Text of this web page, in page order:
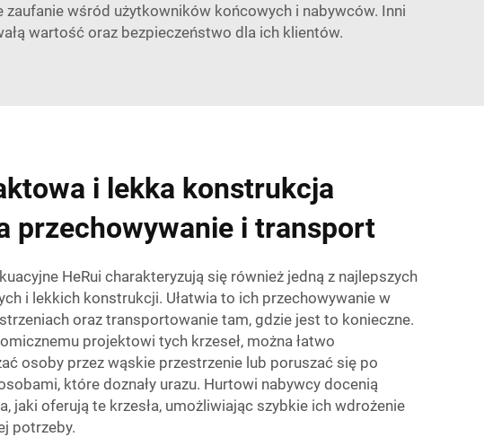
wśród użytkowników końcowych i nabywców. Inni
wartość oraz bezpieczeństwo dla ich klientów.
i lekka konstrukcja
przechowywanie i transport
HeRui charakteryzują się również jedną z najlepszych
i lekkich konstrukcji. Ułatwia to ich przechowywanie w
oraz transportowanie tam, gdzie jest to konieczne.
projektowi tych krzeseł, można łatwo
osoby przez wąskie przestrzenie lub poruszać się po
które doznały urazu. Hurtowi nabywcy docenią
jaki oferują te krzesła, umożliwiając szybkie ich wdrożenie
potrzeby.